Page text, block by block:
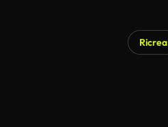
Ricrea